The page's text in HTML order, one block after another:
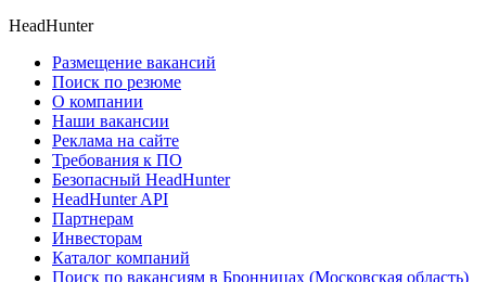
HeadHunter
Размещение вакансий
Поиск по резюме
О компании
Наши вакансии
Реклама на сайте
Требования к ПО
Безопасный HeadHunter
HeadHunter API
Партнерам
Инвесторам
Каталог компаний
Поиск по вакансиям в Бронницах (Московская область)